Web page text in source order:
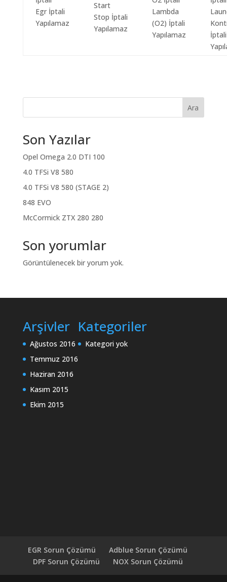
Egr İptali
Yapılamaz
Start
Stop İptali
Yapılamaz
Lambda
(O2) İptali
Yapılamaz
İptali
Ara
Son Yazılar
Opel Omega 2.0 DTI 100
4.0 TFSi V8 580
4.0 TFSi V8 580 (STAGE 2)
848 EVO
McCormick ZTX 280 280
Son yorumlar
Görüntülenecek bir yorum yok.
Arşivler
Ağustos 2016
Temmuz 2016
Haziran 2016
Kasım 2015
Ekim 2015
Kategoriler
Kategori yok
EGR Sorun Çözümü
Adblue Sorun Çözümü
DPF Sorun Çözümü
NOX Sorun Çözümü